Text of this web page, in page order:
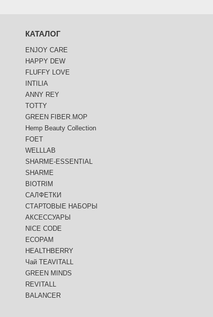
КАТАЛОГ
ENJOY CARE
HAPPY DEW
FLUFFY LOVE
INTILIA
ANNY REY
TOTTY
GREEN FIBER.MOP
Hemp Beauty Collection
FOET
WELLLAB
SHARME-ESSENTIAL
SHARME
BIOTRIM
САЛФЕТКИ
СТАРТОВЫЕ НАБОРЫ
АКСЕССУАРЫ
NICE CODE
ECOPAM
HEALTHBERRY
Чай TEAVITALL
GREEN MINDS
REVITALL
BALANCER